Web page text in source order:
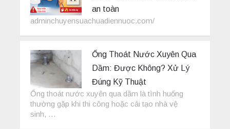
an toàn
adminchuyensuachuadiennuoc.com/
Ống Thoát Nước Xuyên Qua
Dầm: Được Không? Xử Lý
Đúng Kỹ Thuật
Ống thoát nước xuyên qua dầm là tình huống
thường gặp khi thi công hoặc cải tạo nhà vệ
sinh, …